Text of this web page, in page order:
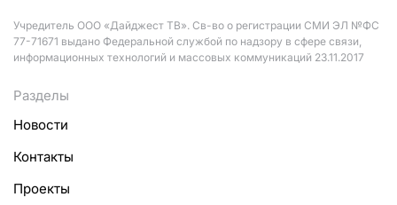
Учредитель ООО «Дайджест ТВ». Св-во о регистрации СМИ ЭЛ №ФС
77-71671 выдано Федеральной службой по надзору в сфере связи,
информационных технологий и массовых коммуникаций 23.11.2017
Разделы
Новости
Контакты
Проекты